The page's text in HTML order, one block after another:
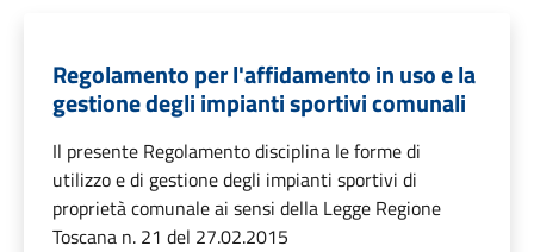
Regolamento per l'affidamento in uso e la
gestione degli impianti sportivi comunali
Il presente Regolamento disciplina le forme di
utilizzo e di gestione degli impianti sportivi di
proprietà comunale ai sensi della Legge Regione
Toscana n. 21 del 27.02.2015